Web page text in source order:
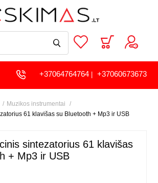
+37064764764| +37060673673
Muzikos instrumentai
61 klavišas su Bluetooth + Mp3 ir USB
sintezatorius 61 klavišas
+ Mp3 ir USB